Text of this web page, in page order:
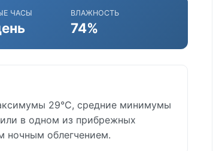
ЧАСЫ ВЛАЖНОСТЬ
74%
29°C, средние минимумы
в одном из прибрежных
ночным облегчением.